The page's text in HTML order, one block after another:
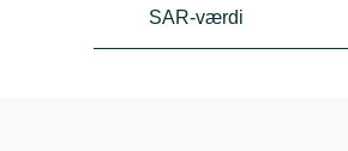
SAR-værdi